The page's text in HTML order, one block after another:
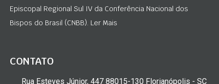
Episcopal Regional Sul IV da Conferência Nacional dos
Bispos do Brasil (CNBB). Ler Mais
CONTATO
Rua Esteves Júnior, 447 88015-130 Florianópolis - SC